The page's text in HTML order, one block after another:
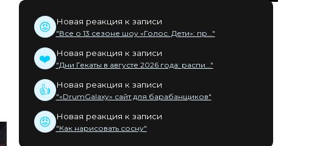
😡 Новая реакция к записи
"Все о 13 сезоне шоу «Голос. Дети»: пр..."
❤️ Новая реакция к записи
"Дни Гекаты в августе 2026 года: распи..."
👍 Новая реакция к записи
"«DrumGalaxy» сайт для барабанщиков"
😡 Новая реакция к записи
"Как нарисовать сосну"